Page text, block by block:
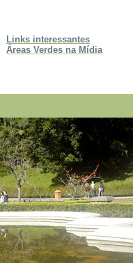
Links interessantes
Áreas Verdes na Mídia